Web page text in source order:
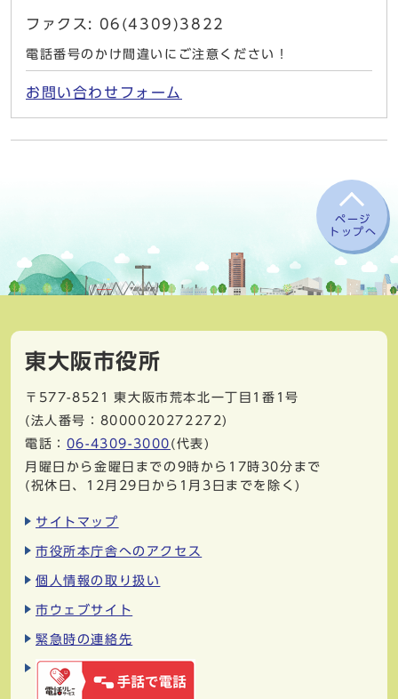
ファクス: 06(4309)3822
電話番号のかけ間違いにご注意ください！
お問い合わせフォーム
ページ
トップへ
東大阪市役所
〒577-8521
東大阪市荒本北一丁目1番1号
(法人番号：8000020272272)
電話： 06-4309-3000 (代表)
月曜日から金曜日までの9時から17時30分まで
(祝休日、12月29日から1月3日までを除く)
サイトマップ
市役所本庁舎へのアクセス
個人情報の取り扱い
市ウェブサイト
緊急時の連絡先